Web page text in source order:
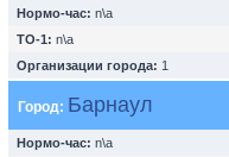
Нормо-час: n\a
ТО-1: n\a
Организации города: 1
Город: Барнаул
Нормо-час: n\a